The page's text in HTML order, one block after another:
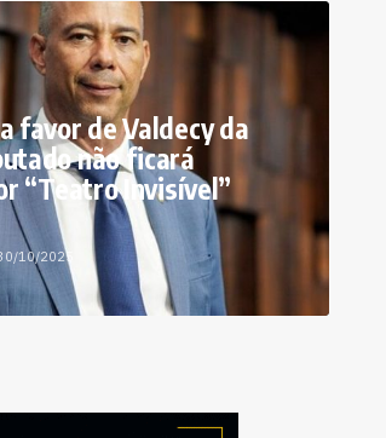
favor de Valdecy da
não ficará
“Teatro Invisível”
10/2025